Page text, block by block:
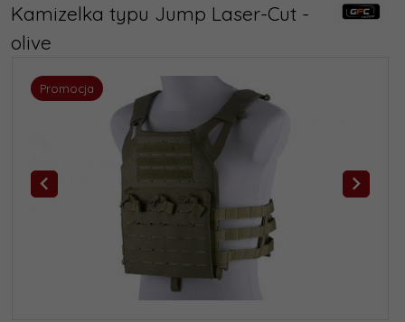
Kamizelka typu Jump Laser-Cut -
olive
Promocja